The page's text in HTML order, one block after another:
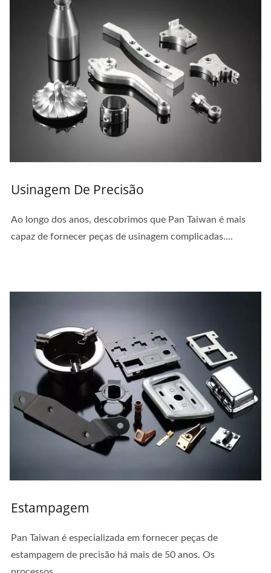
Usinagem De Precisão
Ao longo dos anos, descobrimos que Pan Taiwan é mais
capaz de fornecer peças de usinagem complicadas....
Estampagem
Pan Taiwan é especializada em fornecer peças de
estampagem de precisão há mais de 50 anos. Os